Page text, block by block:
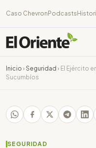
Caso Chevron Podcasts
Inicio › Seguridad › El Ejército
Sucumbíos
SEGURIDAD